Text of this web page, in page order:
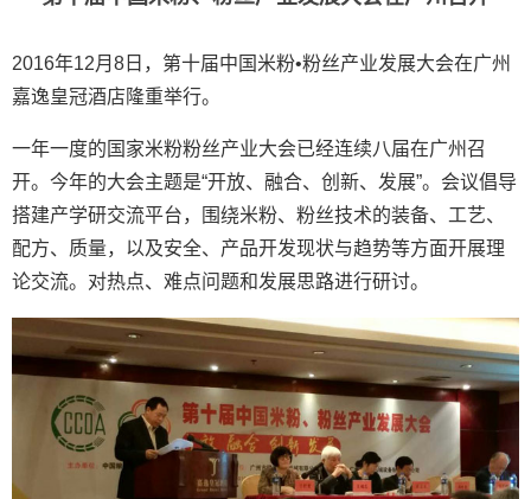
2016年12月8日，第十届中国米粉•粉丝产业发展大会在广州
嘉逸皇冠酒店隆重举行。
一年一度的国家米粉粉丝产业大会已经连续八届在广州召
开。今年的大会主题是“开放、融合、创新、发展”。会议倡导
搭建产学研交流平台，围绕米粉、粉丝技术的装备、工艺、
配方、质量，以及安全、产品开发现状与趋势等方面开展理
论交流。对热点、难点问题和发展思路进行研讨。